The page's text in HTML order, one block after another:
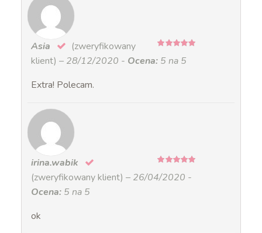
Asia
(zweryfikowany
klient) – 28/12/2020 - Ocena: 5 na 5
Extra! Polecam.
irina.wabik
(zweryfikowany klient) – 26/04/2020 -
Ocena: 5 na 5
ok